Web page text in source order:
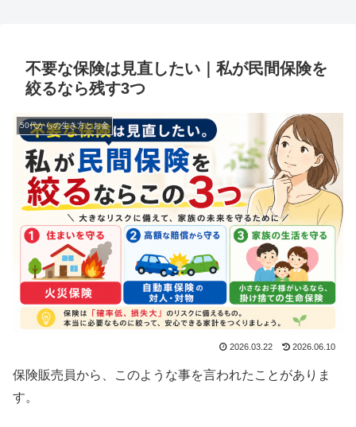
不要な保険は見直したい｜私が民間保険を
絞るなら残す3つ
50代からの生き方とお金
2026.03.22 2026.06.10
保険販売員から、このような事を言われたことがありま
す。